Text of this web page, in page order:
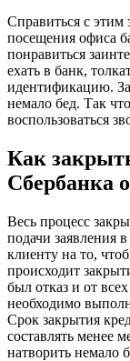
Справиться с этим
посещения офиса
понравиться
ехать в банк,
идентификацию.
немало бед. Так
воспользоваться
Как
Сбербанка
Весь процесс
подачи заявления
клиенту на то,
происходит
был отказ и от
необходимо
Срок закрытия
составлять менее
натворить немало